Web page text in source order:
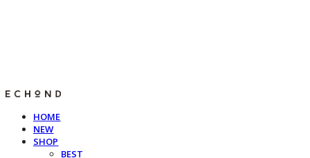
HOME
NEW
SHOP
BEST